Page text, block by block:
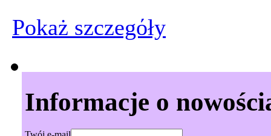
Pokaż szczegόły
Informacje o